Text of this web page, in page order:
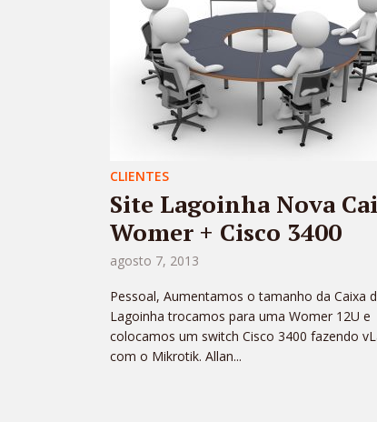
CLIENTES
Site Lagoinha Nova
Womer + Cisco 3400
agosto 7, 2013
Pessoal, Aumentamos o tamanho da Caixa
Lagoinha trocamos para uma Womer 12U e
colocamos um switch Cisco 3400 fazendo
com o Mikrotik. Allan...